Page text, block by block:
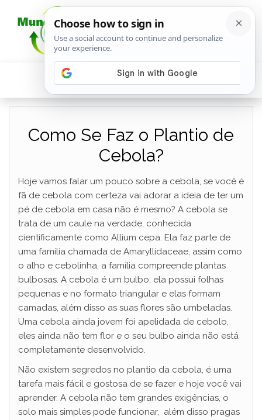
Como Se Faz o Plantio de
Cebola?
Hoje vamos falar um pouco sobre a cebola, se você é
fã de cebola com certeza vai adorar a ideia de ter um
pé de cebola em casa não é mesmo? A cebola se
trata de um caule na verdade, conhecida
cientificamente como Allium cepa. Ela faz parte de
uma família chamada de Amaryllidaceae, assim como
o alho e cebolinha, a família compreende plantas
bulbosas. A cebola é um bulbo, ela possui folhas
pequenas e no formato triangular e elas formam
camadas, além disso as suas flores são umbeladas.
Uma cebola ainda jovem foi apelidada de cebolo,
eles ainda não tem flor e o seu bulbo ainda não está
completamente desenvolvido.
Não existem segredos no plantio da cebola, é uma
tarefa mais fácil e gostosa de se fazer e hoje você vai
aprender. A cebola não tem grandes exigências, o
solo mais simples pode funcionar, além disso pragas